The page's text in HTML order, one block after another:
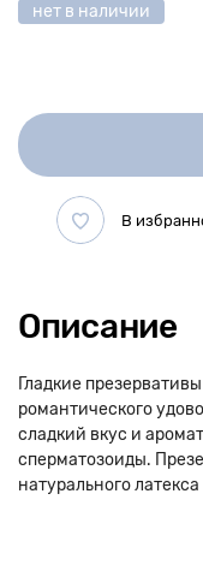
нет в наличии
Описание
Гладкие
романтического
сладкий вкус и
сперматозоиды.
натурального